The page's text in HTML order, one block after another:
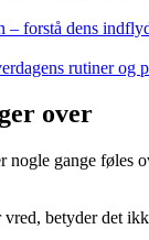
– forstå dens
rutiner og
over
nogle gange føles
betyder det